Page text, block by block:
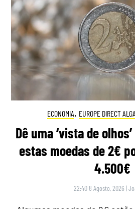
ECONOMIA, EUROPE DIRECT
Dê uma ‘vista de
estas moedas de 2€
4.500€
22:40 8 Agosto, 2026 |